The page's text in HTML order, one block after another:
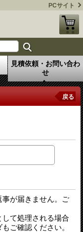
PCサイト
見積依頼・お問い合わ
せ
戻る
事が届きません。ご
て処理される場合
ご確認ください。